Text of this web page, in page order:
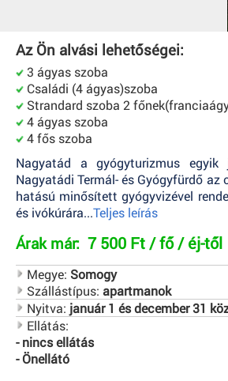
Az Ön alvási lehetőségei:
3 ágyas szoba
Családi (4 ágyas)szoba
Strandard szoba 2
4 ágyas szoba
4 fős szoba
Nagyatád a gyógyturizmus egyik
Nagyatádi Termál- és Gyógyfürdő az
hatású minősített gyógyvizével
és ivókúrára...Teljes leírás
Árak már: 7 500 Ft / fő / éj-től
Megye: Somogy
Szállástípus: apartmanok
Nyitva: január 1 és december 31
Ellátás:
- nincs ellátás
- Önellátó